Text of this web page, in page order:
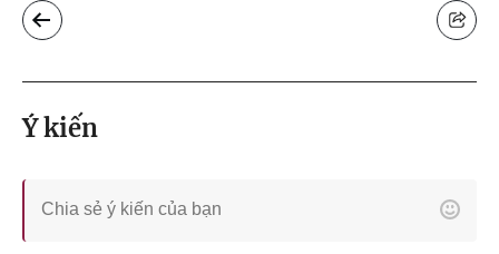
Ý kiến